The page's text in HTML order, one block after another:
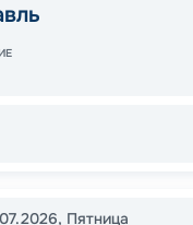
, Пятница